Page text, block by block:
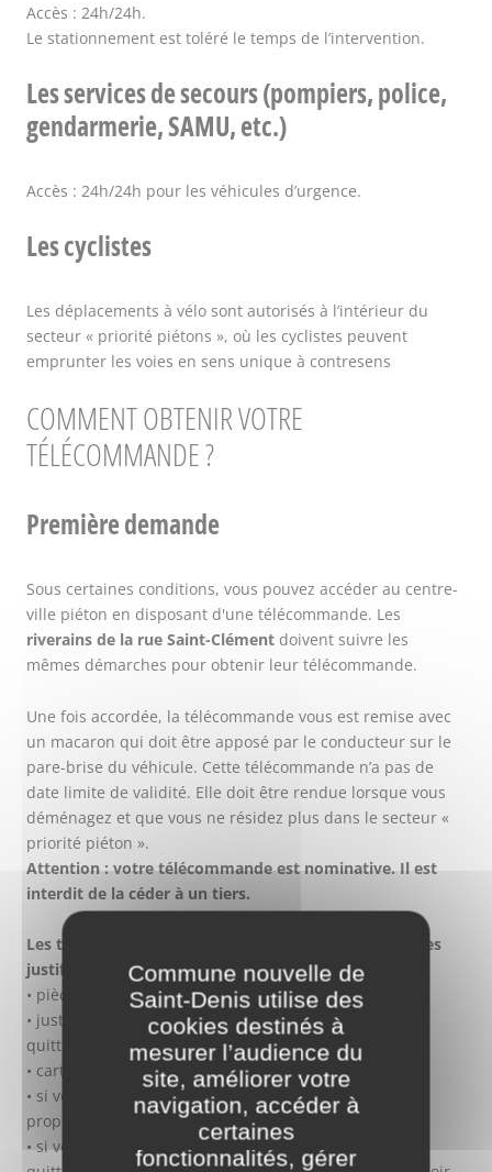
Accès : 24h/24h.
Le stationnement est toléré le temps de l’intervention.
Les services de secours (pompiers, police,
gendarmerie, SAMU, etc.)
Accès : 24h/24h pour les véhicules d’urgence.
Les cyclistes
Les déplacements à vélo sont autorisés à l’intérieur du
secteur « priorité piétons », où les cyclistes peuvent
emprunter les voies en sens unique à contresens
COMMENT OBTENIR VOTRE
TÉLÉCOMMANDE ?
Première demande
Sous certaines conditions, vous pouvez accéder au centre-
ville piéton en disposant d'une télécommande. Les
riverains de la rue Saint-Clément doivent suivre les
mêmes démarches pour obtenir leur télécommande.
Une fois accordée, la télécommande vous est remise avec
un macaron qui doit être apposé par le conducteur sur le
pare-brise du véhicule. Cette télécommande n’a pas de
date limite de validité. Elle doit être rendue lorsque vous
déménagez et que vous ne résidez plus dans le secteur «
priorité piéton ».
Attention : votre télécommande est nominative. Il est
interdit de la céder à un tiers.
Les télécommandes sont remises sur présentation des
justificatifs suivants :
• pièce d’identité
• justificatif de domicile (facture EDF, France Télécom,
quittance de loyer…)
• carte grise du véhicule
• si vous êtes propriétaire de votre parking, l’acte de
propriété du parking
• si vous êtes locataire de votre parking, la dernière
Commune nouvelle de
Saint-Denis utilise des
cookies destinés à
mesurer l’audience du
site, améliorer votre
navigation, accéder à
certaines
fonctionnalités, gérer